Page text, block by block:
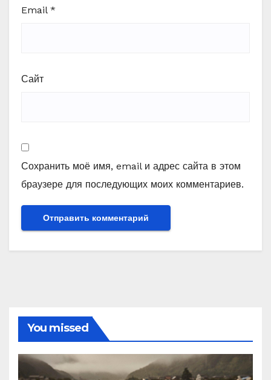
Email *
Сайт
Сохранить моё имя, email и адрес сайта в этом
браузере для последующих моих комментариев.
You missed